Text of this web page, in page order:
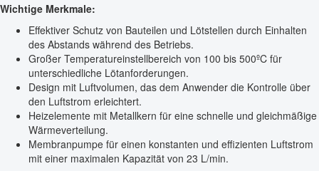
Wichtige Merkmale:
Effektiver Schutz von Bauteilen und Lötstellen durch Einhalten
des Abstands während des Betriebs.
Großer Temperatureinstellbereich von 100 bis 500ºC für
unterschiedliche Lötanforderungen.
Design mit Luftvolumen, das dem Anwender die Kontrolle über
den Luftstrom erleichtert.
Heizelemente mit Metallkern für eine schnelle und gleichmäßige
Wärmeverteilung.
Membranpumpe für einen konstanten und effizienten Luftstrom
mit einer maximalen Kapazität von 23 L/min.